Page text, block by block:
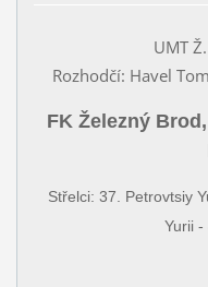
UMT
Rozhodčí: Havel
FK Železný
Střelci: 37. Petrovtsiy
Yurii